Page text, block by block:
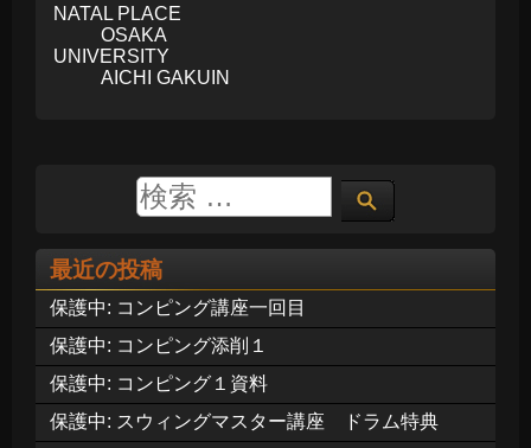
NATAL PLACE
OSAKA
UNIVERSITY
AICHI GAKUIN
最近の投稿
保護中: コンピング講座一回目
保護中: コンピング添削１
保護中: コンピング１資料
保護中: スウィングマスター講座 ドラム特典